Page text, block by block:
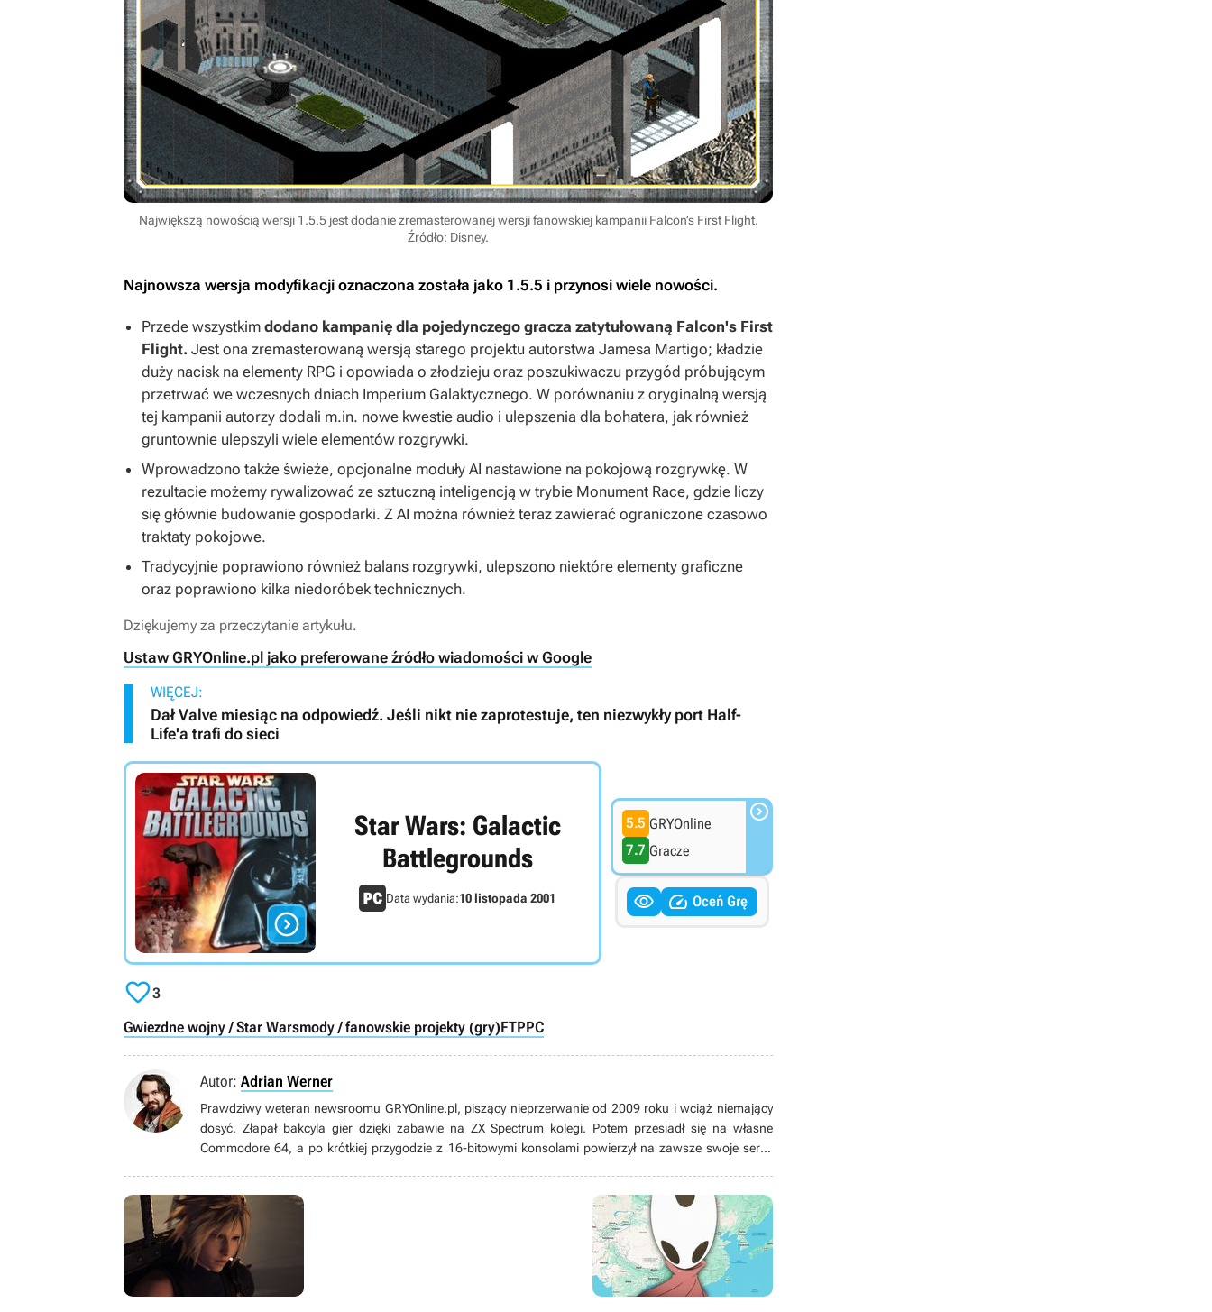
Największą nowością wersji 1.5.5 jest dodanie zremasterowanej wersji fanowskiej kampanii Falcon’s First Flight.
Źródło: Disney.
Najnowsza wersja modyfikacji oznaczona została jako 1.5.5 i przynosi wiele nowości.
Przede wszystkim dodano kampanię dla pojedynczego gracza zatytułowaną Falcon's First
Flight. Jest ona zremasterowaną wersją starego projektu autorstwa Jamesa Martigo; kładzie
duży nacisk na elementy RPG i opowiada o złodzieju oraz poszukiwaczu przygód próbującym
przetrwać we wczesnych dniach Imperium Galaktycznego. W porównaniu z oryginalną wersją
tej kampanii autorzy dodali m.in. nowe kwestie audio i ulepszenia dla bohatera, jak również
gruntownie ulepszyli wiele elementów rozgrywki.
Wprowadzono także świeże, opcjonalne moduły AI nastawione na pokojową rozgrywkę. W
rezultacie możemy rywalizować ze sztuczną inteligencją w trybie Monument Race, gdzie liczy
się głównie budowanie gospodarki. Z AI można również teraz zawierać ograniczone czasowo
traktaty pokojowe.
Tradycyjnie poprawiono również balans rozgrywki, ulepszono niektóre elementy graficzne
oraz poprawiono kilka niedoróbek technicznych.
Dziękujemy za przeczytanie artykułu.
Ustaw GRYOnline.pl jako preferowane źródło wiadomości w Google
WIĘCEJ:
Dał Valve miesiąc na odpowiedź. Jeśli nikt nie zaprotestuje, ten niezwykły port Half-
Life'a trafi do sieci

Star Wars: Galactic
Battlegrounds
Data wydania:10 listopada 2001
5.5 GRYOnline
7.7 Gracze

  Oceń Grę
3
Gwiezdne wojny / Star Warsmody / fanowskie projekty (gry)FTPPC
Autor: Adrian Werner
Prawdziwy weteran newsroomu GRYOnline.pl, piszący nieprzerwanie od 2009 roku i wciąż niemający
dosyć. Złapał bakcyla gier dzięki zabawie na ZX Spectrum kolegi. Potem przesiadł się na własne
Commodore 64, a po krótkiej przygodzie z 16-bitowymi konsolami powierzył na zawsze swoje serce
książek, seriali, filmów i komiksów.